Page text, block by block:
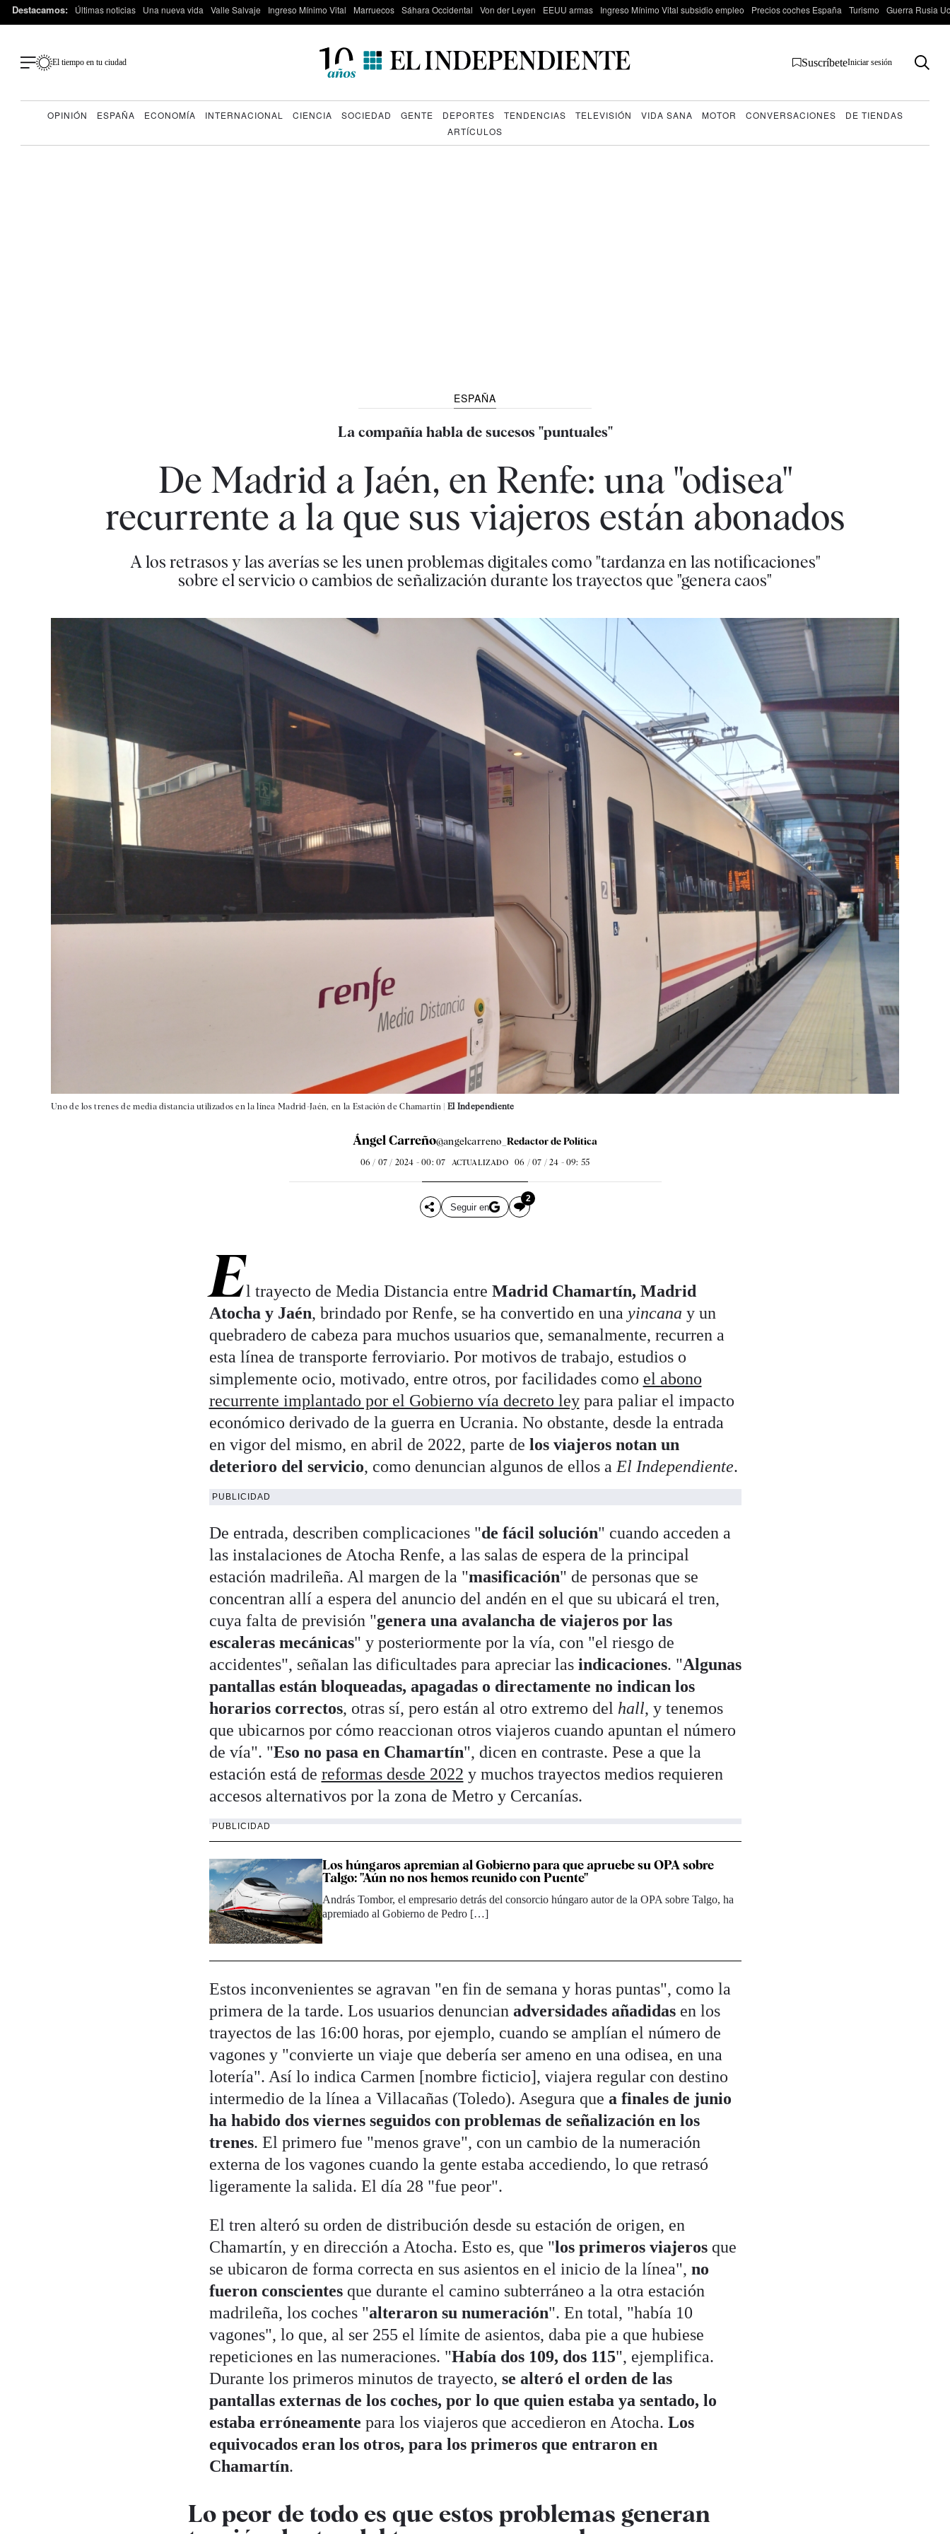
Destacamos: Últimas noticias Una nueva vida Valle Salvaje Ingreso Mínimo Vital Marruecos Sáhara Occidental Von der Leyen EEUU armas Ingreso Mínimo Vital subsidio empleo Precios coches España Turismo Guerra Rusia
El tiempo en tu ciudad SuscríbeteIniciar sesión
OPINIÓN ESPAÑA ECONOMÍA INTERNACIONAL CIENCIA SOCIEDAD GENTE DEPORTES TENDENCIAS TELEVISIÓN VIDA SANA MOTOR CONVERSACIONES
DE TIENDAS
ARTÍCULOS
ESPAÑA
La compañía habla de sucesos "puntuales"
De Madrid a Jaén, en Renfe: una "odisea"
recurrente a la que sus viajeros están abonados
A los retrasos y las averías se les unen problemas digitales como "tardanza en las notificaciones"
sobre el servicio o cambios de señalización durante los trayectos que "genera caos"
Uno de los trenes de media distancia utilizados en la línea Madrid-Jaén, en la Estación de Chamartín | El Independiente
Ángel Carreño Redactor de Política
@angelcarreno_
06 / 07 / 2024 - 00: 07 ACTUALIZADO 06 / 07 / 24 - 09: 55
Seguir en
2
El trayecto de Media Distancia entre Madrid Chamartín, Madrid
Atocha y Jaén, brindado por Renfe, se ha convertido en una yincana y un
quebradero de cabeza para muchos usuarios que, semanalmente, recurren a
esta línea de transporte ferroviario. Por motivos de trabajo, estudios o
simplemente ocio, motivado, entre otros, por facilidades como el abono
recurrente implantado por el Gobierno vía decreto leypara paliar el impacto
económico derivado de la guerra en Ucrania. No obstante, desde la entrada
en vigor del mismo, en abril de 2022, parte de los viajeros notan un
deterioro del servicio, como denuncian algunos de ellos aEl Independiente.
PUBLICIDAD
De entrada, describen complicaciones "de fácil solución" cuando acceden a
las instalaciones de Atocha Renfe, a las salas de espera de la principal
estación madrileña. Al margen de la "masificación" de personas que se
concentran allí a espera del anuncio del andén en el que su ubicará el tren,
cuya falta de previsión "genera una avalancha de viajeros por las
escaleras mecánicas" y posteriormente por la vía, con "el riesgo de
accidentes", señalan las dificultades para apreciar las indicaciones. "Algunas
pantallas están bloqueadas, apagadas o directamente no indican los
horarios correctos, otras sí, pero están al otro extremo del hall, y tenemos
que ubicarnos por cómo reaccionan otros viajeros cuando apuntan el número
de vía". "Eso no pasa en Chamartín", dicen en contraste. Pese a que la
estación está de reformas desde 2022 y muchos trayectos medios requieren
accesos alternativos por la zona de Metro y Cercanías.
PUBLICIDAD
Los húngaros apremian al Gobierno para que apruebe su OPA sobre
Talgo: "Aún no nos hemos reunido con Puente"
András Tombor, el empresario detrás del consorcio húngaro autor de la OPA sobre Talgo, ha
apremiado al Gobierno de Pedro […]
Estos inconvenientes se agravan "en fin de semana y horas puntas", como la
primera de la tarde. Los usuarios denuncian adversidades añadidasen los
trayectos de las 16:00 horas, por ejemplo, cuando se amplían el número de
vagones y "convierte un viaje que debería ser ameno en una odisea, en una
lotería". Así lo indica Carmen [nombre ficticio], viajera regular con destino
intermedio de la línea a Villacañas (Toledo). Asegura que a finales de junio
ha habido dos viernes seguidos con problemas de señalización en los
trenes. El primero fue "menos grave", con un cambio de la numeración
externa de los vagones cuando la gente estaba accediendo, lo que retrasó
ligeramente la salida. El día 28 "fue peor".
El tren alteró su orden de distribución desde su estación de origen, en
Chamartín, y en dirección a Atocha. Esto es, que "los primeros viajerosque
se ubicaron de forma correcta en sus asientos en el inicio de la línea", no
fueron conscientes que durante el camino subterráneo a la otra estación
madrileña, los coches "alteraron su numeración". En total, "había 10
vagones", lo que, al ser 255 el límite de asientos, daba pie a que hubiese
repeticiones en las numeraciones. "Había dos 109, dos 115", ejemplifica.
Durante los primeros minutos de trayecto, se alteró el orden de las
pantallas externas de los coches, por lo que quien estaba ya sentado, lo
estaba erróneamente para los viajeros que accedieron en Atocha. Los
equivocados eran los otros, para los primeros que entraron en
Chamartín.
Lo peor de todo es que estos problemas generan